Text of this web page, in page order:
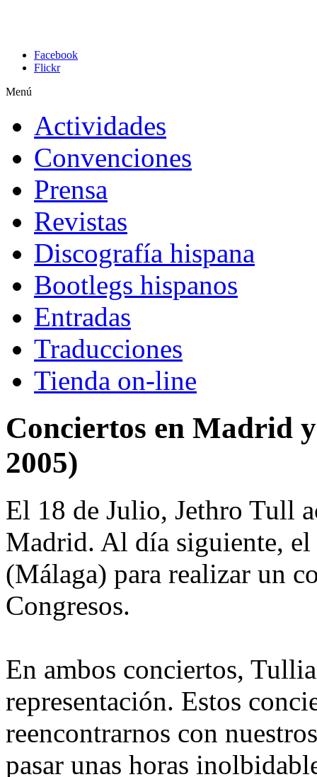
Facebook
Flickr
Menú
Actividades
Convenciones
Prensa
Revistas
Discografía hispana
Bootlegs hispanos
Entradas
Traducciones
Tienda on-line
Conciertos en Madrid
2005)
El 18 de Julio, Jethro Tull
Madrid. Al día siguiente, el
(Málaga) para realizar un
Congresos.
En ambos conciertos,
representación. Estos
reencontrarnos con
pasar unas horas